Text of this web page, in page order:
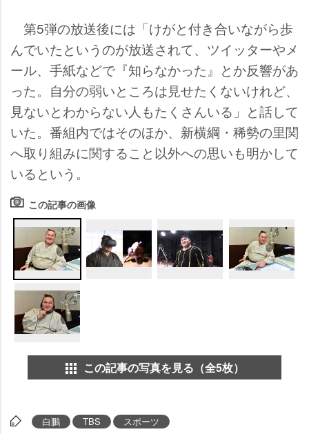
第5弾の放送後には「けがと付き合いながら歩
んでいたというのが放送されて、ツイッターやメ
ール、手紙などで『知らなかった』とか反響があ
った。自分の弱いところは見せたくないけれど、
見ないとわからない人もたくさんいる」と話して
いた。番組内ではそのほか、新横綱・稀勢の里関
へ取り組みに関すること以外への思いも明かして
いるという。
この記事の画像
この記事の写真を見る（全5枚）
白鵬 TBS スポーツ